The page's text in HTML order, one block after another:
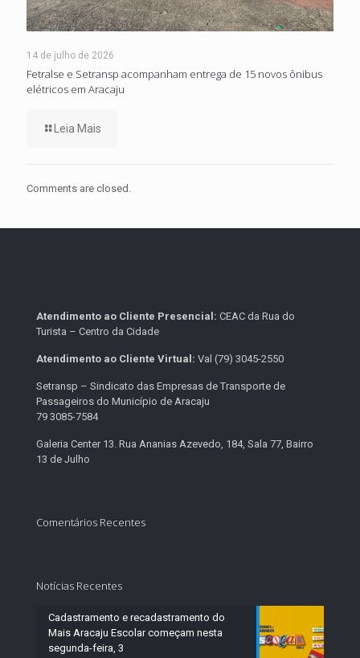
14 de julho de 2026
Fetralse e Setransp acompanham entrega de 15 novos ônibus
elétricos em Aracaju
Leia Mais
Comments are closed.
Atendimento ao Cliente Presencial: CEAC da Rua do
Turista – Centro da Cidade
Atendimento ao Cliente Virtual: Val (79) 3045-2550
Setransp – Sindicato das Empresas de Transporte de
Passageiros do Município de Aracaju
79 3085-7584
Galeria Center 13. Rua Ananias Azevedo, 184, Sala 77, Bairro
13 de Julho
Comentários Recentes
Notícias Recentes
Cadastramento e recadastramento do
Mais Aracaju Escolar começam nesta
segunda-feira, 3